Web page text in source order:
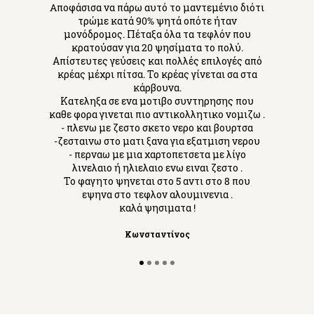
Aποφάσισα να πάρω αυτό το μαντεμένιο διότι
τρώμε κατά 90% ψητά οπότε ήταν
μονόδρομος. Πέταξα όλα τα τεφλόν που
κρατούσαν για 20 ψησίματα το πολύ.
Απίστευτες γεύσεις και πολλές επιλογές από
κρέας μέχρι πίτσα. Το κρέας γίνεται σα στα
κάρβουνα.
Κατεληξα σε ενα μοτιβο συντηρησης που
καθε φορα γινεται πιο αντικολλητικο νομιζω .
- πλενω με ζεστο σκετο νερο και βουρτσα
-ζεσταινω στο ματι ξανα για εξατμιση νερου
- περναω με μια χαρτοπετσετα με λίγο
λινελαιο ή ηλιελαιο ενω ειναι ζεστο .
Το φαγητο ψηνεται στο 5 αντι στο 8 που
εψηνα στο τεφλον αλουμινενια .
καλά ψησιματα !
Κωνσταντίνος